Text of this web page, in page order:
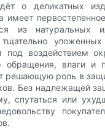
о деликатных
имеет
из натуральных
под воздействием
обращения, влаги и
решающую роль в
Без надлежащей
спутаться или